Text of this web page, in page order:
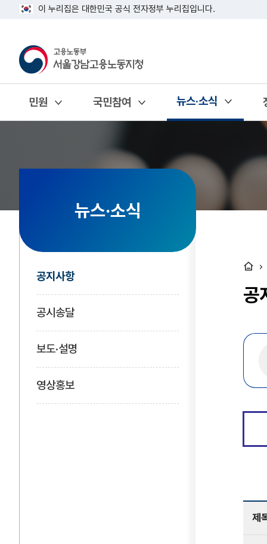
이 누리집은 대한민국 공식 전자정부 누리집입니다.
민원
열기
국민참여
열기
뉴스·소식
열기
뉴스·소식
공지사항
공시송달
보도·설명
영상홍보
공
제